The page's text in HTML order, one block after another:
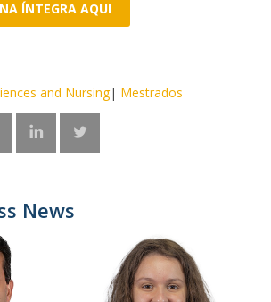
ÍNTEGRA AQUI
and Nursing
Mestrados
News